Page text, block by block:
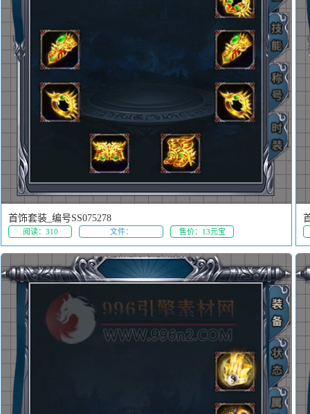
首饰套装_编号SS075278
阅读：310 文件： 售价：13元宝